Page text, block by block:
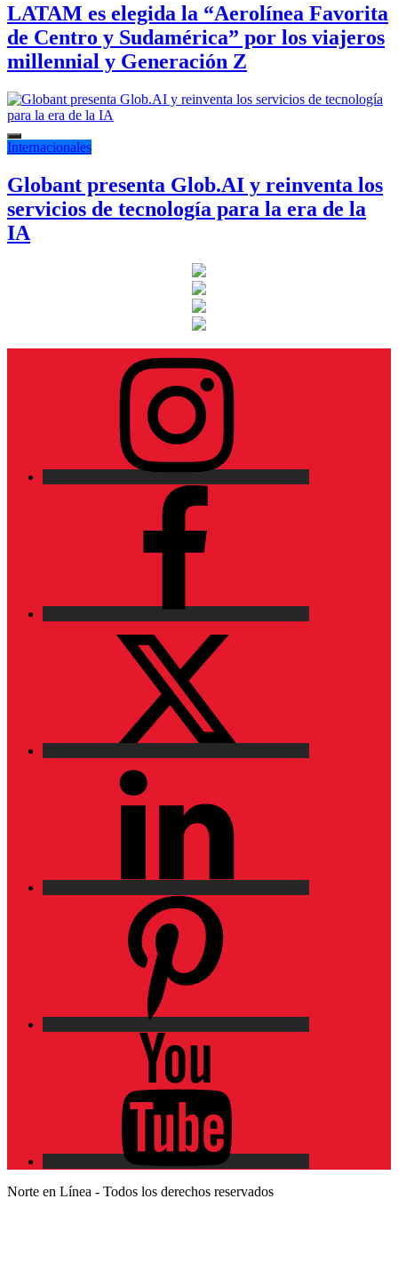
LATAM es elegida la “Aerolínea Favorita
de Centro y Sudamérica” por los viajeros
millennial y Generación Z
Internacionales
Globant presenta Glob.AI y reinventa los
servicios de tecnología para la era de la
IA
Norte en Línea - Todos los derechos reservados